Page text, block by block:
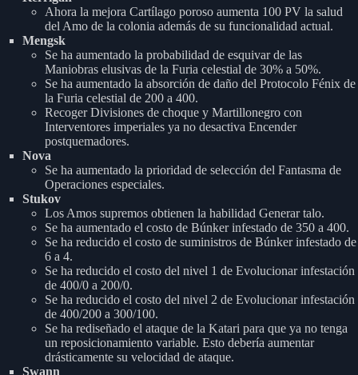
Ahora la mejora Cartílago poroso aumenta 100 PV la salud
del Amo de la colonia además de su funcionalidad actual.
Mengsk
Se ha aumentado la probabilidad de esquivar de las
Maniobras elusivas de la Furia celestial de 30% a 50%.
Se ha aumentado la absorción de daño del Protocolo Fénix de
la Furia celestial de 200 a 400.
Recoger Divisiones de choque y Martillonegro con
Interventores imperiales ya no desactiva Encender
postquemadores.
Nova
Se ha aumentado la prioridad de selección del Fantasma de
Operaciones especiales.
Stukov
Los Amos supremos obtienen la habilidad Generar talo.
Se ha aumentado el costo de Búnker infestado de 350 a 400.
Se ha reducido el costo de suministros de Búnker infestado de
6 a 4.
Se ha reducido el costo del nivel 1 de Evolucionar infestación
de 400/0 a 200/0.
Se ha reducido el costo del nivel 2 de Evolucionar infestación
de 400/200 a 300/100.
Se ha rediseñado el ataque de la Katari para que ya no tenga
un reposicionamiento variable. Esto debería aumentar
drásticamente su velocidad de ataque.
Swann